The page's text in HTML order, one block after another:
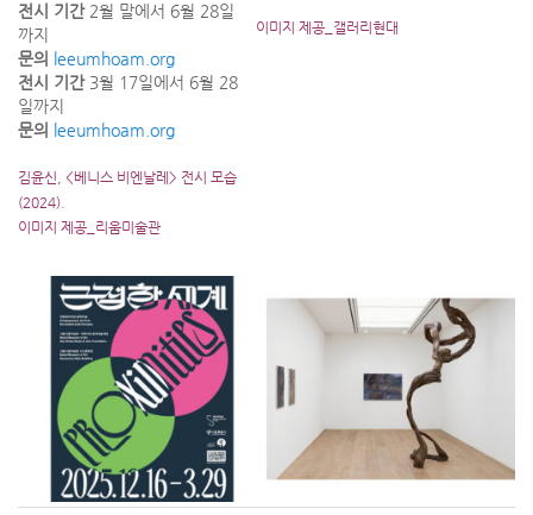
전시 기간 2월 말에서 6월 28일
까지
문의 leeumhoam.org
전시 기간 3월 17일에서 6월 28
일까지
문의 leeumhoam.org
김윤신, <베니스 비엔날레> 전시 모습
(2024).
이미지 제공_리움미술관
이미지 제공_갤러리현대